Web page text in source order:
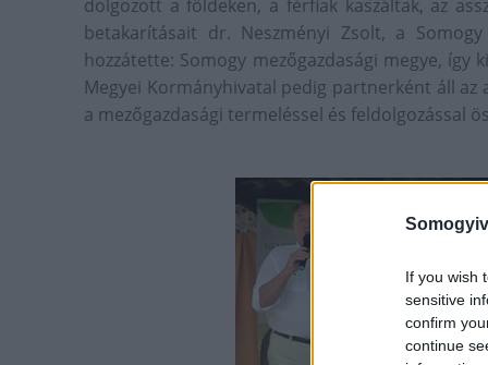
If you wish
sensitive
confirm
continue
dolgozott a földeken, a férfiak kaszáltak, az
betakarításait dr. Neszményi Zsolt, a
hozzátette: Somogy mezőgazdasági megye,
Megyei Kormányhivatal pedig partnerként áll
a mezőgazdasági termeléssel és feldolgozással